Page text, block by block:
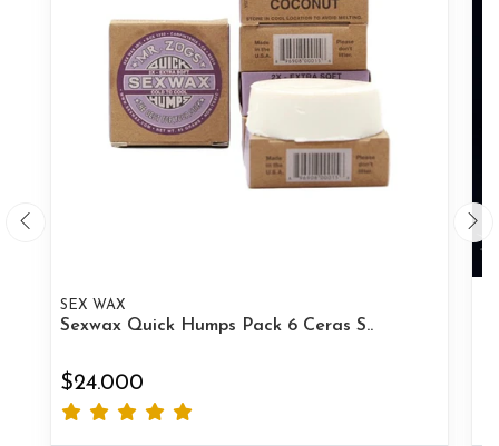
SEX WAX
Sexwax Quick Humps Pack 6 Ceras S..
$24.000